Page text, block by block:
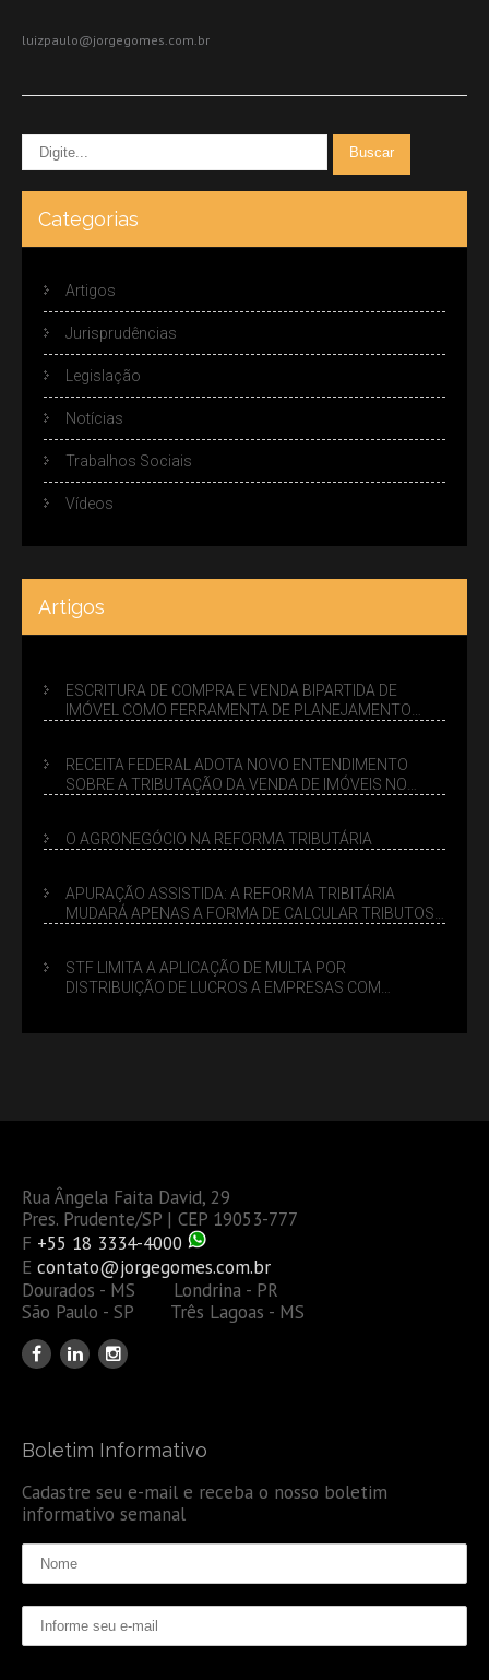
luizpaulo@jorgegomes.com.br
Categorias
Artigos
Jurisprudências
Legislação
Notícias
Trabalhos Sociais
Vídeos
Artigos
ESCRITURA DE COMPRA E VENDA BIPARTIDA DE
IMÓVEL COMO FERRAMENTA DE PLANEJAMENTO
RECEITA FEDERAL ADOTA NOVO ENTENDIMENTO
SOBRE A TRIBUTAÇÃO DA VENDA DE IMÓVEIS NO
O AGRONEGÓCIO NA REFORMA TRIBUTÁRIA
APURAÇÃO ASSISTIDA: A REFORMA TRIBITÁRIA
MUDARÁ APENAS A FORMA DE CALCULAR TRIBUTOS
STF LIMITA A APLICAÇÃO DE MULTA POR
DISTRIBUIÇÃO DE LUCROS A EMPRESAS COM
Rua Ângela Faita David, 29
Pres. Prudente/SP | CEP 19053-777
F +55 18 3334-4000
E contato@jorgegomes.com.br
Dourados - MS Londrina - PR
São Paulo - SP Três Lagoas - MS
Boletim Informativo
Cadastre seu e-mail e receba o nosso boletim
informativo semanal